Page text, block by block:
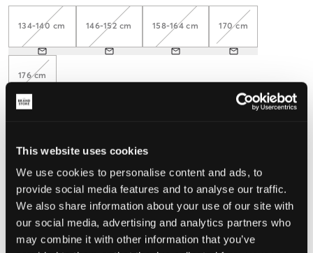
This website uses cookies
We use cookies to personalise content and ads, to
provide social media features and to analyse our traffic.
We also share information about your use of our site with
our social media, advertising and analytics partners who
may combine it with other information that you’ve
134-140 cm 146-152 cm 158-164 cm 170 cm
176 cm
Te klein Perfect
KIES EEN MAAT